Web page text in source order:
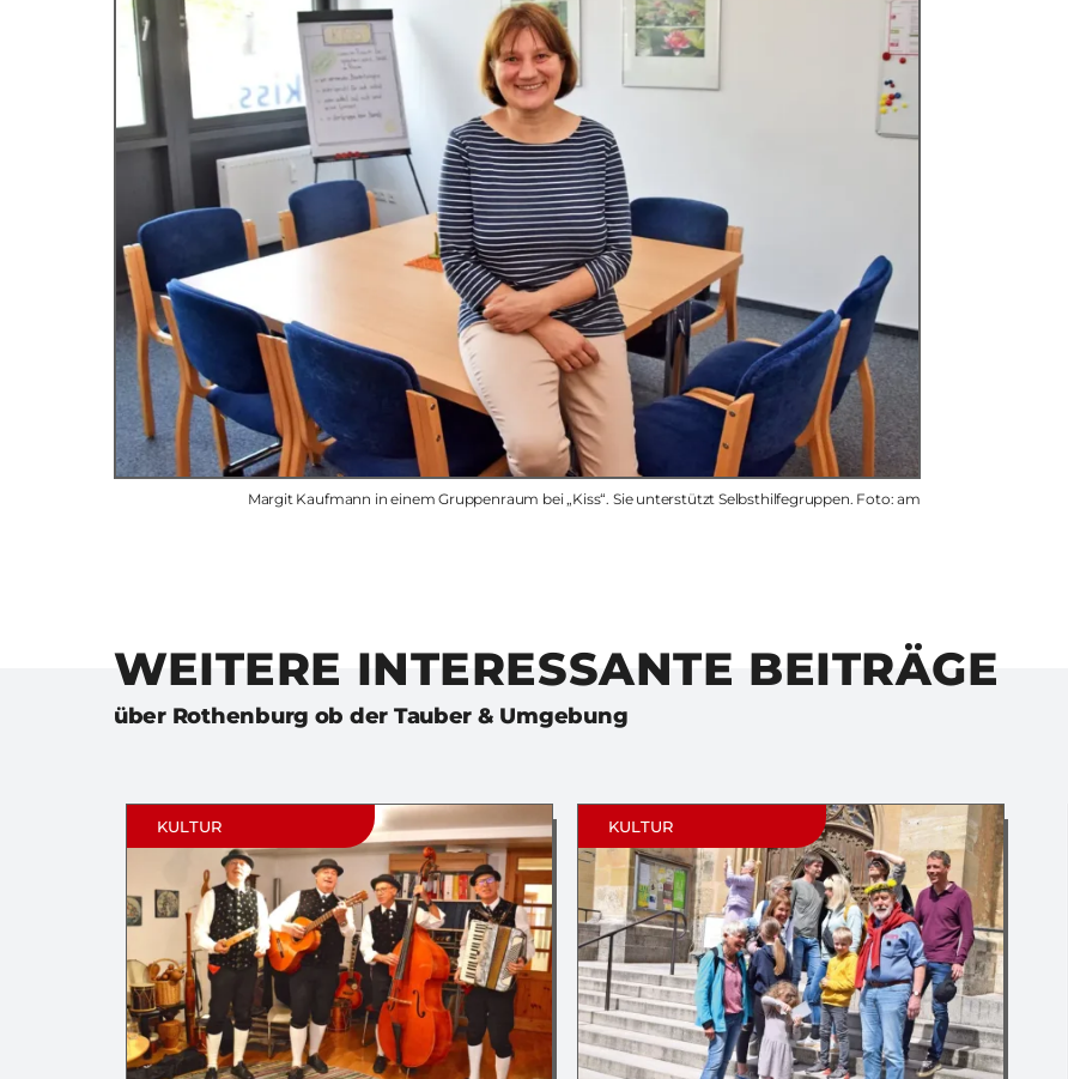
Margit Kaufmann in einem Gruppenraum bei „Kiss“. Sie unterstützt Selbsthilfegruppen. Foto: am
WEITERE INTERESSANTE BEITRÄGE
über Rothenburg ob der Tauber & Umgebung
KULTUR KULTUR